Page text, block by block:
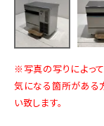
※写真の写りによっ
気になる箇所がある
い致します。